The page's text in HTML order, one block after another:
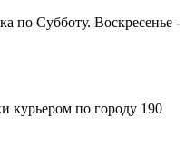
по Субботу. Воскресенье -
курьером по городу 190